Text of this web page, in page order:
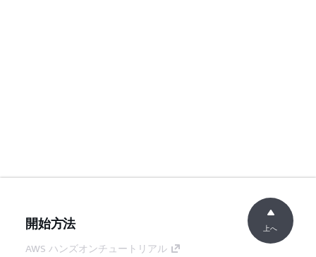
開始方法
AWS ハンズオンチュートリアル
上へ